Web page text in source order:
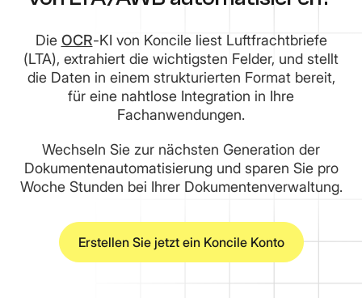
Die OCR-KI von Koncile liest Luftfrachtbriefe
(LTA), extrahiert die wichtigsten Felder, und stellt
die Daten in einem strukturierten Format bereit,
für eine nahtlose Integration in Ihre
Fachanwendungen.
Wechseln Sie zur nächsten Generation der
Dokumentenautomatisierung und sparen Sie pro
Woche Stunden bei Ihrer Dokumentenverwaltung.
Erstellen Sie jetzt ein Koncile Konto